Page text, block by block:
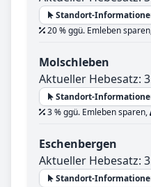
Standort-
20 % ggü. Emleben
Molschleben
Aktueller Hebesatz:
Standort-
3 % ggü. Emleben sparen,
Eschenbergen
Aktueller Hebesatz:
Standort-